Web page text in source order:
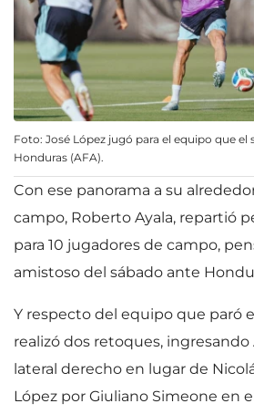
Foto: José López jugó para el equipo que el
Honduras (AFA).
Con ese panorama a su
campo, Roberto Ayala, repartió
para 10 jugadores de campo,
amistoso del sábado ante
Y respecto del equipo que paró
realizó dos retoques,
lateral derecho en lugar de
López por Giuliano Simeone en